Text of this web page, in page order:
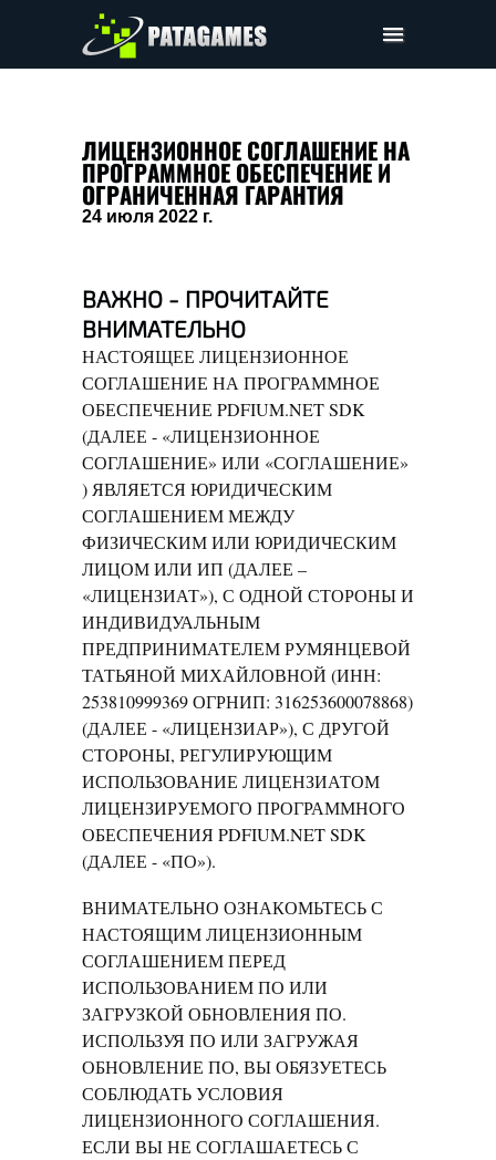
Компания
Соглашение
ЛИЦЕНЗИОННОЕ СОГЛАШЕНИЕ НА
ПРОГРАММНОЕ ОБЕСПЕЧЕНИЕ И
ОГРАНИЧЕННАЯ ГАРАНТИЯ
24 июля 2022 г.
ВАЖНО - ПРОЧИТАЙТЕ
ВНИМАТЕЛЬНО
НАСТОЯЩЕЕ ЛИЦЕНЗИОННОЕ
СОГЛАШЕНИЕ НА ПРОГРАММНОЕ
ОБЕСПЕЧЕНИЕ PDFIUM.NET SDK
(ДАЛЕЕ - «ЛИЦЕНЗИОННОЕ
СОГЛАШЕНИЕ» ИЛИ «СОГЛАШЕНИЕ»
) ЯВЛЯЕТСЯ ЮРИДИЧЕСКИМ
СОГЛАШЕНИЕМ МЕЖДУ
ФИЗИЧЕСКИМ ИЛИ ЮРИДИЧЕСКИМ
ЛИЦОМ ИЛИ ИП (ДАЛЕЕ –
«ЛИЦЕНЗИАТ»), С ОДНОЙ СТОРОНЫ И
ИНДИВИДУАЛЬНЫМ
ПРЕДПРИНИМАТЕЛЕМ РУМЯНЦЕВОЙ
ТАТЬЯНОЙ МИХАЙЛОВНОЙ (ИНН:
253810999369 ОГРНИП: 316253600078868)
(ДАЛЕЕ - «ЛИЦЕНЗИАР»), С ДРУГОЙ
СТОРОНЫ, РЕГУЛИРУЮЩИМ
ИСПОЛЬЗОВАНИЕ ЛИЦЕНЗИАТОМ
ЛИЦЕНЗИРУЕМОГО ПРОГРАММНОГО
ОБЕСПЕЧЕНИЯ PDFIUM.NET SDK
(ДАЛЕЕ - «ПО»).
ВНИМАТЕЛЬНО ОЗНАКОМЬТЕСЬ С
НАСТОЯЩИМ ЛИЦЕНЗИОННЫМ
СОГЛАШЕНИЕМ ПЕРЕД
ИСПОЛЬЗОВАНИЕМ ПО ИЛИ
ЗАГРУЗКОЙ ОБНОВЛЕНИЯ ПО.
ИСПОЛЬЗУЯ ПО ИЛИ ЗАГРУЖАЯ
ОБНОВЛЕНИЕ ПО, ВЫ ОБЯЗУЕТЕСЬ
СОБЛЮДАТЬ УСЛОВИЯ
ЛИЦЕНЗИОННОГО СОГЛАШЕНИЯ.
ЕСЛИ ВЫ НЕ СОГЛАШАЕТЕСЬ С